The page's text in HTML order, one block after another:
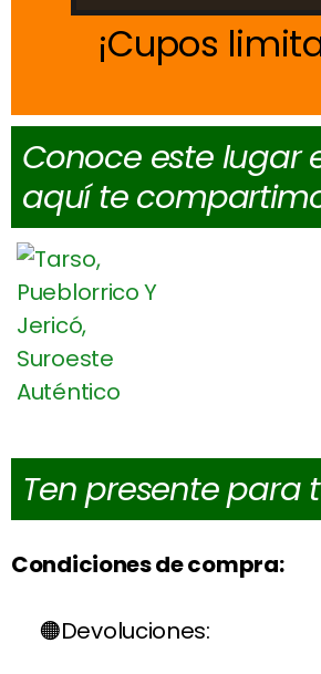
Cupos
Conoce este lugar
aquí te
Ten presente para
Condiciones de compra:
Devoluciones: